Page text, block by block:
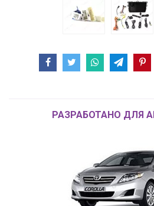
РАЗРАБОТАНО ДЛЯ